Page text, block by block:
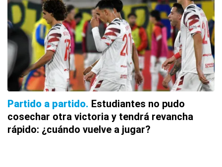
Partido a partido Estudiantes no pudo
cosechar otra victoria y tendrá revancha
rápido: ¿cuándo vuelve a jugar?